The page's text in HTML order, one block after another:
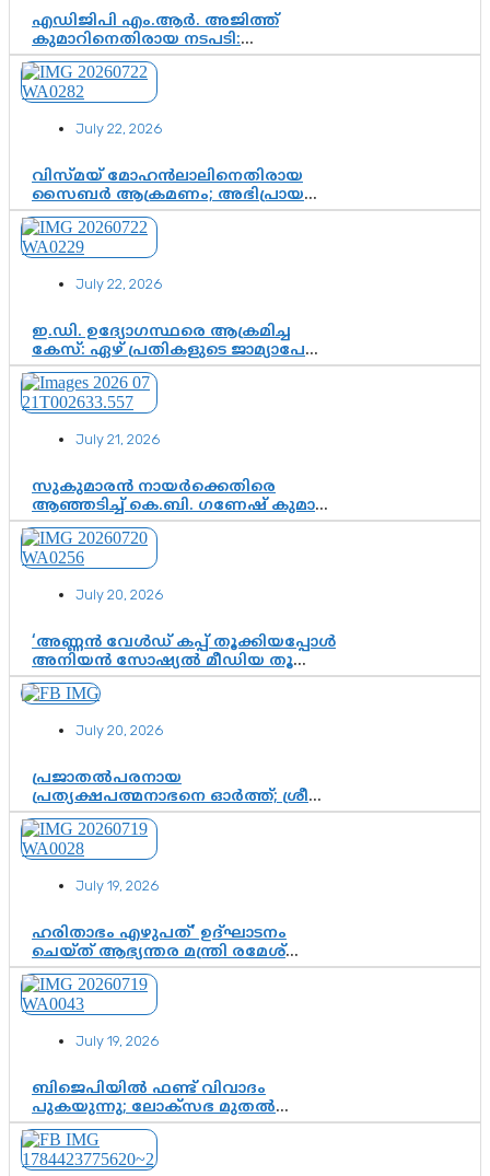
എഡിജിപി എം.ആർ. അജിത്ത്
കുമാറിനെതിരായ നടപടി:
സസ്പെൻഷനിൽ ഒതുങ്ങുമോ,
അതോ കൂടുതൽ കടുത്ത
നടപടികളിലേക്കോ?
July 22, 2026
വിസ്മയ് മോഹൻലാലിനെതിരായ
സൈബർ ആക്രമണം; അഭിപ്രായ
സ്വാതന്ത്ര്യത്തെ നിശ്ശബ്ദമാക്കുന്ന
ഡിജിറ്റൽ ഗുണ്ടായിസത്തിന് അറുതി
വേണം
July 22, 2026
ഇ.ഡി. ഉദ്യോഗസ്ഥരെ ആക്രമിച്ച
കേസ്: ഏഴ് പ്രതികളുടെ ജാമ്യാപേക്ഷ
വീണ്ടും തള്ളി; അന്വേഷണം തുടരാൻ
കോടതി അനുമതി
July 21, 2026
സുകുമാരൻ നായർക്കെതിരെ
ആഞ്ഞടിച്ച് കെ.ബി. ഗണേഷ് കുമാർ,
വി.ഡി. സതീശന് പൂർണ പിന്തുണ
July 20, 2026
‘അണ്ണൻ വേൾഡ് കപ്പ് തൂക്കിയപ്പോൾ
അനിയൻ സോഷ്യൽ മീഡിയ തൂക്കി’;
ലാമിൻ യമാലിന്റെ
കിരീടധാരണത്തിനിടെ
ചുണക്കുട്ടൻ
July 20, 2026
പ്രജാതൽപരനായ
പ്രത്യക്ഷപത്മനാഭനെ ഓർത്ത്; ശ്രീ
ചിത്തിര തിരുനാൾ മഹാരാജാവിന്റെ
35-ാം നാടുനീങ്ങൽ ദിനം ഇന്ന്
July 19, 2026
ഹരിതാഭം എഴുപത്’ ഉദ്ഘാടനം
ചെയ്ത് ആഭ്യന്തര മന്ത്രി രമേശ്
ചെന്നിത്തല; ആർ. ഹരികുമാറിന്റെ
സപ്തതി ആഘോഷങ്ങൾക്ക്
പ്രൗഢമായ തുടക്കം
July 19, 2026
ബിജെപിയിൽ ഫണ്ട് വിവാദം
പുകയുന്നു; ലോക്സഭ മുതൽ
നിയമസഭ വരെ 140 മണ്ഡലങ്ങളിലെ
ഫണ്ട് വിനിയോഗം
പരിശോധിക്കുമോ? കേന്ദ്രത്തിനും